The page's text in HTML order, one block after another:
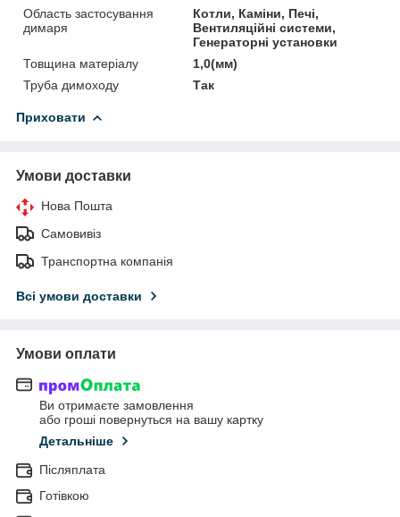
Область застосування
димаря
Котли, Каміни, Печі,
Вентиляційні системи,
Генераторні установки
Товщина матеріалу
1,0(мм)
Труба димоходу
Так
Приховати
Умови доставки
Нова Пошта
Самовивіз
Транспортна компанія
Всі умови доставки
Умови оплати
Ви отримаєте замовлення
або гроші повернуться на вашу картку
Детальніше
Післяплата
Готівкою